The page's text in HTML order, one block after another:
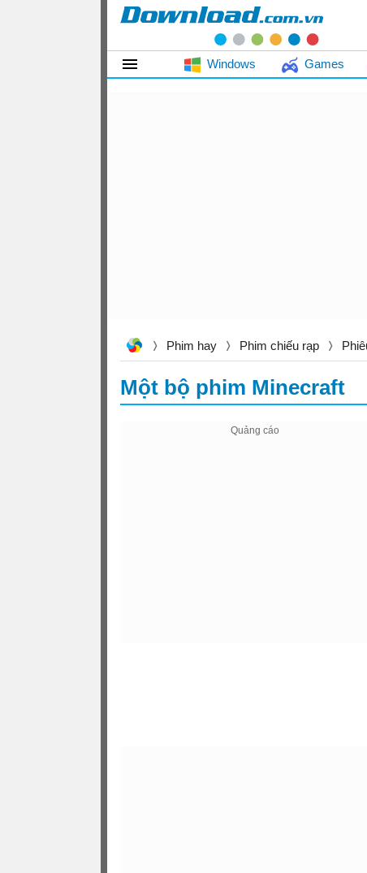
Windows Games
Phim hay Phim chiếu rạp
Một bộ phim Minecraft